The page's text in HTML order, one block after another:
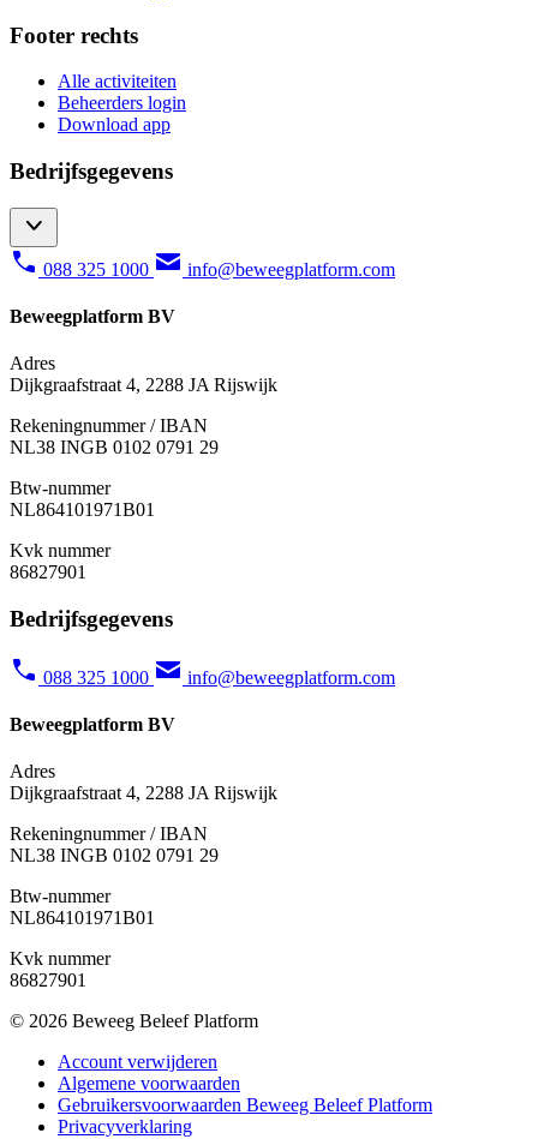
Footer rechts
Alle activiteiten
Beheerders login
Download app
Bedrijfsgegevens
088 325 1000 info@beweegplatform.com
Beweegplatform BV
Adres
Dijkgraafstraat 4, 2288 JA Rijswijk
Rekeningnummer / IBAN
NL38 INGB 0102 0791 29
Btw-nummer
NL864101971B01
Kvk nummer
86827901
Bedrijfsgegevens
088 325 1000 info@beweegplatform.com
Beweegplatform BV
Adres
Dijkgraafstraat 4, 2288 JA Rijswijk
Rekeningnummer / IBAN
NL38 INGB 0102 0791 29
Btw-nummer
NL864101971B01
Kvk nummer
86827901
© 2026 Beweeg Beleef Platform
Account verwijderen
Algemene voorwaarden
Gebruikersvoorwaarden Beweeg Beleef Platform
Privacyverklaring